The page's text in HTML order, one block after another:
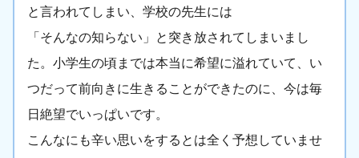
と言われてしまい、学校の先生には
「そんなの知らない」と突き放されてしまいまし
た。小学生の頃までは本当に希望に溢れていて、い
つだって前向きに生きることができたのに、今は毎
日絶望でいっぱいです。
こんなにも辛い思いをするとは全く予想していませ